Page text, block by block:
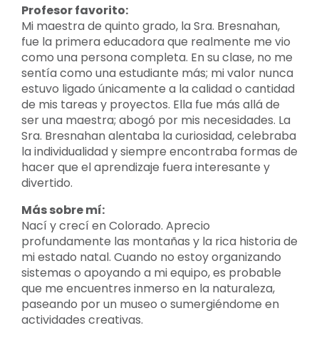
Profesor favorito:
Mi maestra de quinto grado, la Sra. Bresnahan,
fue la primera educadora que realmente me vio
como una persona completa. En su clase, no me
sentía como una estudiante más; mi valor nunca
estuvo ligado únicamente a la calidad o cantidad
de mis tareas y proyectos. Ella fue más allá de
ser una maestra; abogó por mis necesidades. La
Sra. Bresnahan alentaba la curiosidad, celebraba
la individualidad y siempre encontraba formas de
hacer que el aprendizaje fuera interesante y
divertido.
Más sobre mí:
Nací y crecí en Colorado. Aprecio
profundamente las montañas y la rica historia de
mi estado natal. Cuando no estoy organizando
sistemas o apoyando a mi equipo, es probable
que me encuentres inmerso en la naturaleza,
paseando por un museo o sumergiéndome en
actividades creativas.